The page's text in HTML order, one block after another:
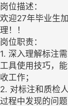
岗位描述：
欢迎27年毕业生
理！！
岗位职责：
1. 深入理解标注
工具使用技巧，
收工作；
2. 对标注和质检
过程中发现的问